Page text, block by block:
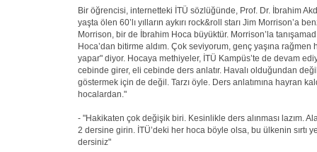
Bir öğrencisi, internetteki İTÜ sözlüğünde, Prof. Dr. İbrahim
yaşta ölen 60’lı yılların aykırı rock&roll starı Jim Morrison’a
Morrison, bir de İbrahim Hoca büyüktür. Morrison’la
Hoca’dan bitirme aldım. Çok seviyorum, genç yaşına rağmen
yapar" diyor. Hocaya methiyeler, İTÜ Kampüs’te de devam
cebinde girer, eli cebinde ders anlatır. Havalı olduğundan
göstermek için de değil. Tarzı öyle. Ders anlatımına hayran
hocalardan."
- "Hakikaten çok değişik biri. Kesinlikle ders alınması lazım.
2 dersine girin. İTÜ’deki her hoca böyle olsa, bu ülkenin sırtı
dersiniz"